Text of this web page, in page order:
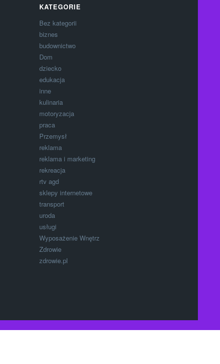
KATEGORIE
Bez kategorii
biznes
budownictwo
Dom
dziecko
edukacja
inne
kulinaria
motoryzacja
praca
Przemysł
reklama
reklama i marketing
rekreacja
rtv agd
sklepy internetowe
transport
uroda
usługi
Wyposażenie Wnętrz
Zdrowie
zdrowie.pl